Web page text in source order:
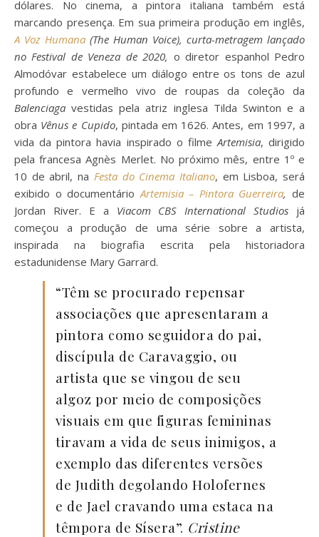
dólares. No cinema, a pintora italiana também está
marcando presença. Em sua primeira produção em inglês,
A Voz Humana (The Human Voice), curta-metragem lançado
no Festival de Veneza de 2020, o diretor espanhol Pedro
Almodóvar estabelece um diálogo entre os tons de azul
profundo e vermelho vivo de roupas da coleção da
Balenciaga vestidas pela atriz inglesa Tilda Swinton e a
obra Vênus e Cupido, pintada em 1626. Antes, em 1997, a
vida da pintora havia inspirado o filme Artemisia, dirigido
pela francesa Agnès Merlet. No próximo mês, entre 1º e
10 de abril, na Festa do Cinema Italiano, em Lisboa, será
exibido o documentário Artemisia – Pintora Guerreira,de
Jordan River. E a Viacom CBS International Studios já
começou a produção de uma série sobre a artista,
inspirada na biografia escrita pela historiadora
estadunidense Mary Garrard.
“Têm se procurado repensar
associações que apresentaram a
pintora como seguidora do pai,
discípula de Caravaggio, ou
artista que se vingou de seu
algoz por meio de composições
visuais em que figuras femininas
tiravam a vida de seus inimigos, a
exemplo das diferentes versões
de Judith degolando Holofernes
e de Jael cravando uma estaca na
têmpora de Sísera”. Cristine